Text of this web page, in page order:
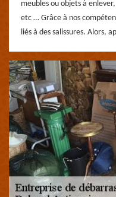
meubles ou objets à
etc … Grâce à nos
liés à des salissures. Alors,